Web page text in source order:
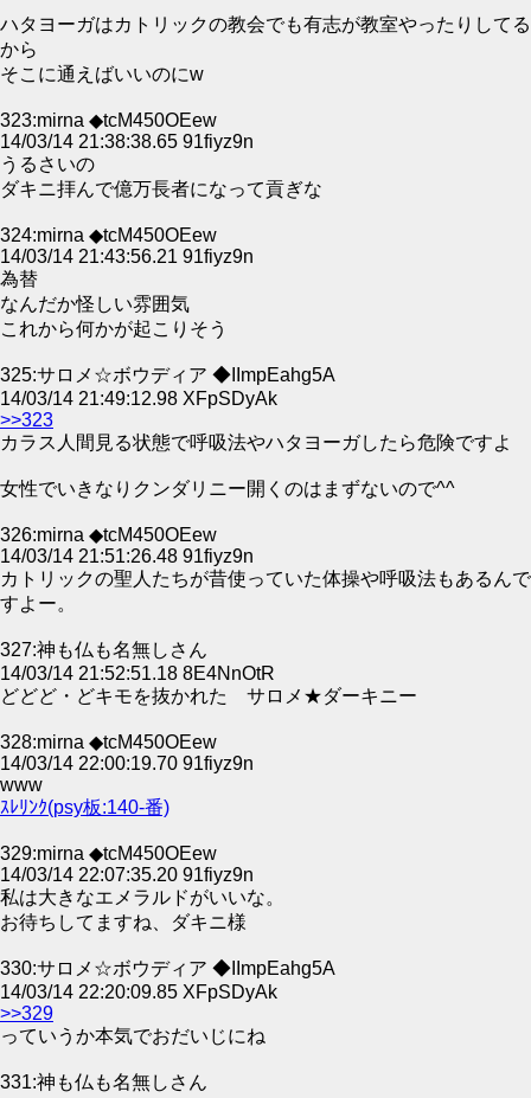
ハタヨーガはカトリックの教会でも有志が教室やったりしてる
から
そこに通えばいいのにw
323:mirna ◆tcM450OEew
14/03/14 21:38:38.65 91fiyz9n
うるさいの
ダキニ拝んで億万長者になって貢ぎな
324:mirna ◆tcM450OEew
14/03/14 21:43:56.21 91fiyz9n
為替
なんだか怪しい雰囲気
これから何かが起こりそう
325:サロメ☆ボウディア ◆IImpEahg5A
14/03/14 21:49:12.98 XFpSDyAk
>>323
カラス人間見る状態で呼吸法やハタヨーガしたら危険ですよ
女性でいきなりクンダリニー開くのはまずないので^^
326:mirna ◆tcM450OEew
14/03/14 21:51:26.48 91fiyz9n
カトリックの聖人たちが昔使っていた体操や呼吸法もあるんで
すよー。
327:神も仏も名無しさん
14/03/14 21:52:51.18 8E4NnOtR
どどど・どキモを抜かれた サロメ★ダーキニー
328:mirna ◆tcM450OEew
14/03/14 22:00:19.70 91fiyz9n
www
ｽﾚﾘﾝｸ(psy板:140-番)
329:mirna ◆tcM450OEew
14/03/14 22:07:35.20 91fiyz9n
私は大きなエメラルドがいいな。
お待ちしてますね、ダキニ様
330:サロメ☆ボウディア ◆IImpEahg5A
14/03/14 22:20:09.85 XFpSDyAk
>>329
っていうか本気でおだいじにね
331:神も仏も名無しさん